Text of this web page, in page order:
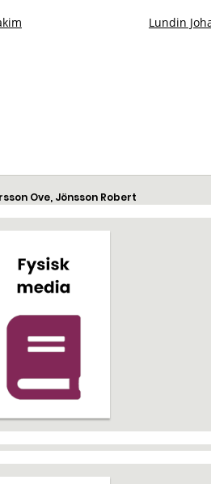
Lundin
Ove, Jönsson Robert